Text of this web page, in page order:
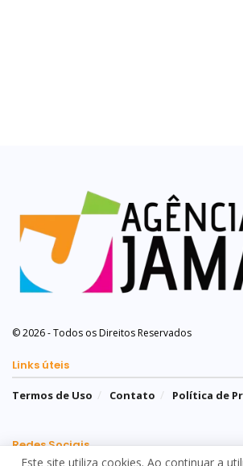
© 2026 - Todos os Direitos Reservados
Links úteis
Termos de Uso Contato Política de
Redes Sociais
Este site utiliza cookies. Ao continuar a